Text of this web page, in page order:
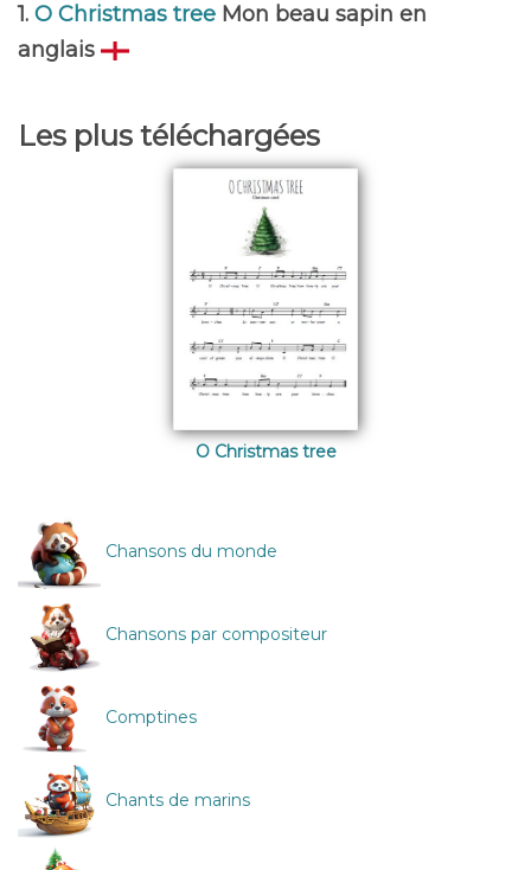
1. O Christmas tree Mon beau sapin en
anglais
Les plus téléchargées
O Christmas tree
Chansons du monde
Chansons par compositeur
Comptines
Chants de marins